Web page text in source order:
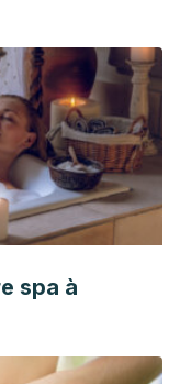
PMC6170270/
Appetite
for combating
Food Engineering,
suppressing-
obesitynbsp.html
Nutritional
4
(1), 84-88.
spa à